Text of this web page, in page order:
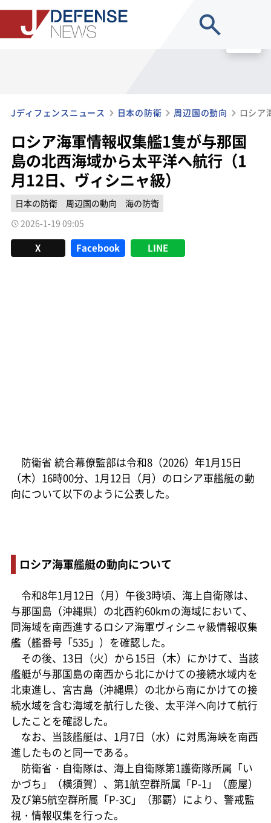
Jディフェンスニュース 日本の防衛 周辺国の動向
ロシア海軍情報収集艦1隻が与那国
島の北西海域から太平洋へ航行（1
月12日、ヴィシニャ級）
日本の防衛 周辺国の動向
海の防衛
2026-1-19 09:05
X Facebook LINE
防衛省 統合幕僚監部は令和8（2026）年1月15日
（木）16時00分、1月12日（月）のロシア軍艦艇の動
向について以下のように公表した。
ロシア海軍艦艇の動向について
令和8年1月12日（月）午後3時頃、海上自衛隊は、
与那国島（沖縄県）の北西約60kmの海域において、
同海域を南西進するロシア海軍ヴィシニャ級情報収集
艦（艦番号「535」）を確認した。
その後、13日（火）から15日（木）にかけて、当該
艦艇が与那国島の南西から北にかけての接続水域内を
北東進し、宮古島（沖縄県）の北から南にかけての接
続水域を含む海域を航行した後、太平洋へ向けて航行
したことを確認した。
なお、当該艦艇は、1月7日（水）に対馬海峡を南西
進したものと同一である。
防衛省・自衛隊は、海上自衛隊第1護衛隊所属「い
かづち」（横須賀）、第1航空群所属「P-1」（鹿屋）
及び第5航空群所属「P-3C」（那覇）により、警戒監
視・情報収集を行った。